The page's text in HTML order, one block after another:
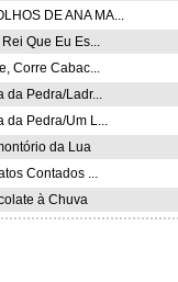
DE ANA MA...
Rei Que Eu Es...
Corre Cabac...
da Pedra/Ladr...
da Pedra/Um L...
da Lua
Contados ...
à Chuva